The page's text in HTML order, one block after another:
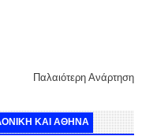
Παλαιότερη Ανάρτηση
ΚΑΙ ΑΘΗΝΑ